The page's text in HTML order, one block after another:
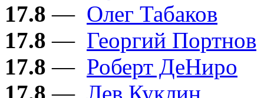
17.8 — Олег Табаков
17.8 — Георгий Портнов
17.8 — Роберт ДеНиро